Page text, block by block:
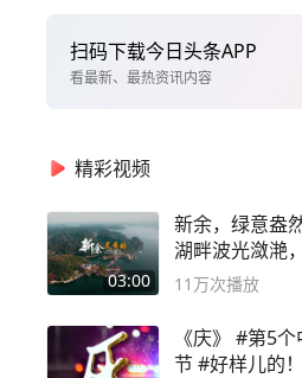
扫码下载今日头条APP
看最新、最热资讯内容
精彩视频
03:00
新余，绿意盎
湖畔波光潋滟
深邃……
11万次播放
《庆》 #第5
节 #好样儿的